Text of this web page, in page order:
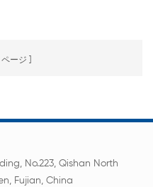
ページ
No.223, Qishan North
Fujian, China